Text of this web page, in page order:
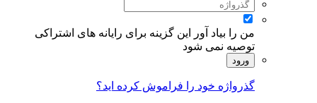
من را بیاد آور
این گزینه برای رایانه های اشتراکی
توصیه نمی شود
ورود
گذرواژه خود را فراموش کرده اید؟